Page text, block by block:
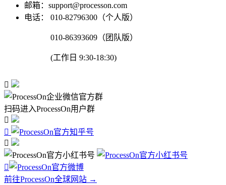
邮箱：support@processon.com
电话：
010-82796300（个人版）
010-86393609（团队版）
(工作日 9:30-18:30)

扫码进入ProcessOn用户群




前往ProcessOn全球网站 →